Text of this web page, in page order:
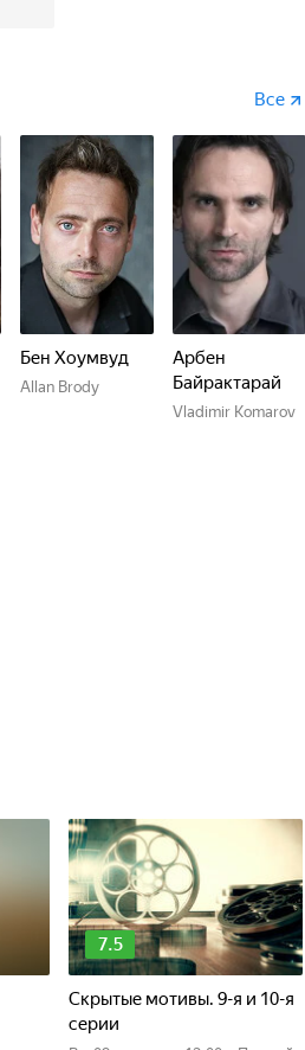
Все
Бен Хоумвуд
Allan Brody
Арбен
Байрактарай
Vladimir Komarov
7.5
Скрытые мотивы. 9-я и 10-я
серии